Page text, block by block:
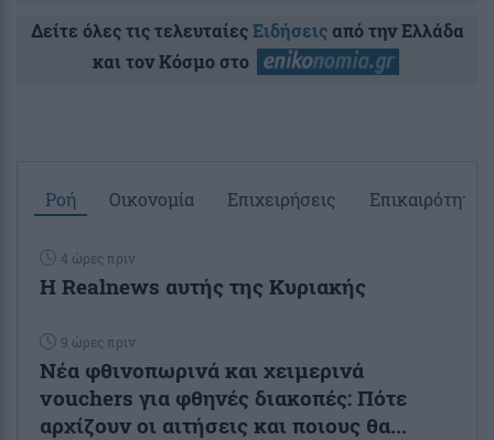
Δείτε όλες τις τελευταίεςΕιδήσειςαπό την Ελλάδα
και τον Κόσμο στο
Ροή Οικονομία Επιχειρήσεις Επικαιρότητα
4 ώρες πριν
Η Realnews αυτής της Κυριακής
9 ώρες πριν
Νέα φθινοπωρινά και χειμερινά
vouchers για φθηνές διακοπές: Πότε
αρχίζουν οι αιτήσεις και ποιους θα...